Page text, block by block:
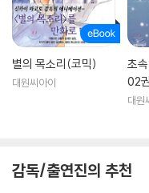
해 완벽해진 그림체가 눈길
디자인과 작화에 전문 애니
취약하다는 평가에 대해 고민
애니메이터와의 협연, 자신
별의 목소리(코믹)
대원씨아이
초
02
대원
감독/출연진의 추천